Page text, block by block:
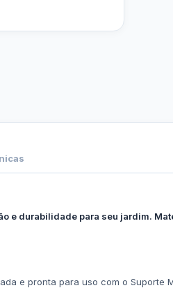
e durabilidade para seu jardim.
e pronta para uso com o Suporte